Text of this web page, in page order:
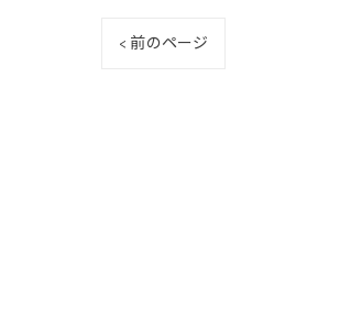
< 前のページ